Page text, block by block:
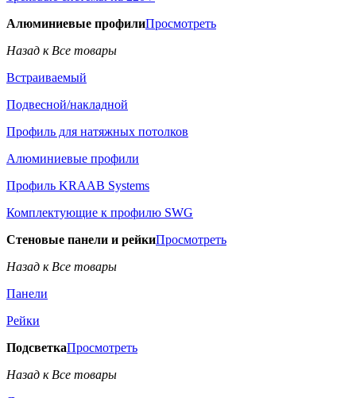
Алюминиевые профилиПросмотреть
Назад к Все товары
Встраиваемый
Подвесной/накладной
Профиль для натяжных потолков
Алюминиевые профили
Профиль KRAAB Systems
Комплектующие к профилю SWG
Стеновые панели и рейкиПросмотреть
Назад к Все товары
Панели
Рейки
ПодсветкаПросмотреть
Назад к Все товары